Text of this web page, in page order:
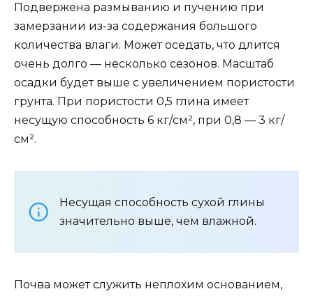
Подвержена размыванию и пучению при
замерзании из-за содержания большого
количества влаги. Может оседать, что длится
очень долго — несколько сезонов. Масштаб
осадки будет выше с увеличением пористости
грунта. При пористости 0,5 глина имеет
несущую способность 6 кг/см², при 0,8 — 3 кг/
см².
Несущая способность сухой глины
значительно выше, чем влажной.
Почва может служить неплохим основанием,